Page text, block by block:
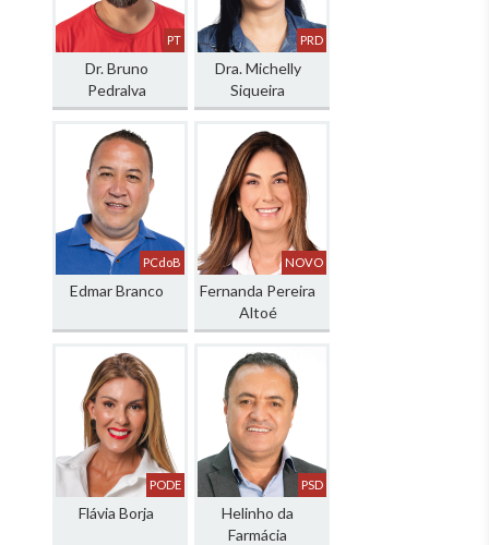
PT
Dr. Bruno
Pedralva
PRD
Dra. Michelly
Siqueira
PCdoB
Edmar Branco
NOVO
Fernanda Pereira
Altoé
PODE
Flávia Borja
PSD
Helinho da
Farmácia